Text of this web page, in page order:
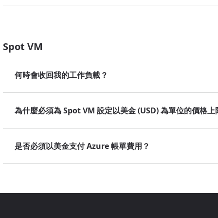
Spot VM
何時會收回我的工作負載？
為什麼必須為 Spot VM 設定以美金 (USD) 為單位的價格上
是否必須以美金支付 Azure 帳單費用？